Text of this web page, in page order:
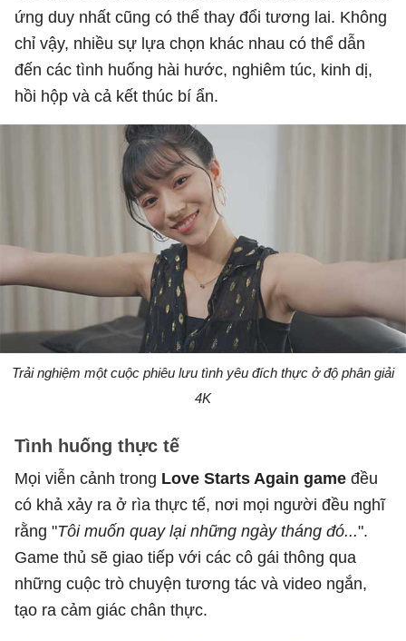
ứng duy nhất cũng có thể thay đổi tương lai. Không
chỉ vậy, nhiều sự lựa chọn khác nhau có thể dẫn
đến các tình huống hài hước, nghiêm túc, kinh dị,
hồi hộp và cả kết thúc bí ẩn.
Trải nghiệm một cuộc phiêu lưu tình yêu đích thực ở độ phân giải
4K
Tình huống thực tế
Mọi viễn cảnh trong Love Starts Again game đều
có khả xảy ra ở rìa thực tế, nơi mọi người đều nghĩ
rằng "Tôi muốn quay lại những ngày tháng đó...".
Game thủ sẽ giao tiếp với các cô gái thông qua
những cuộc trò chuyện tương tác và video ngắn,
tạo ra cảm giác chân thực.